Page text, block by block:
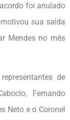
foi anulado
sua saída
Mendes no mês
de
Fernando
Neto e o Coronel